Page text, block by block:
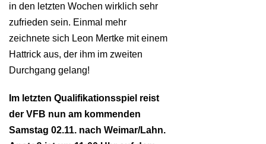
in den letzten Wochen wirklich sehr
zufrieden sein. Einmal mehr
zeichnete sich Leon Mertke mit einem
Hattrick aus, der ihm im zweiten
Durchgang gelang!
Im letzten Qualifikationsspiel reist
der VFB nun am kommenden
Samstag 02.11. nach Weimar/Lahn.